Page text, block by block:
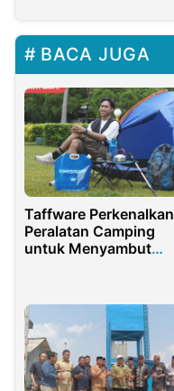
BACA JUGA
Taffware Perkenalkan
Peralatan Camping
untuk Menyambut